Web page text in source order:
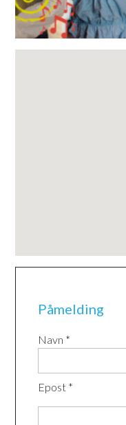
Påmelding
Navn *
Epost *